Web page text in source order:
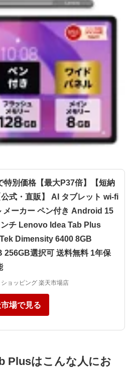
特別価格【最大P37倍】【短納
式・直販】 AI タブレット wi-fi
メーカー ペン付き Android 15
ンチ Lenovo Idea Tab Plus
Dimensity 6400 8GB
256GB選択可 送料無料 1年保
ショッピング 楽天市場店
場で見る
Plusはこんな人にお